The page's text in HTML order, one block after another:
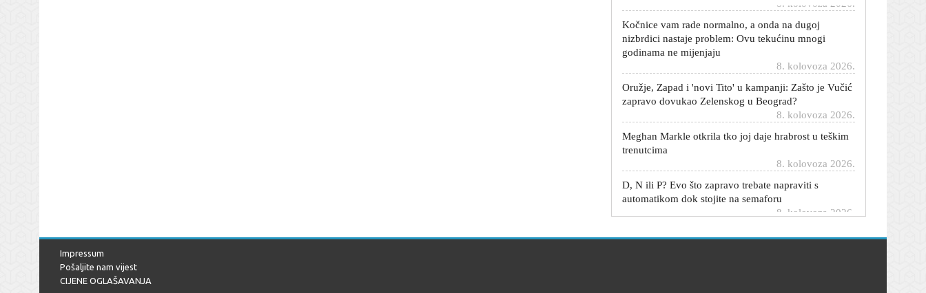
godinama ne mijenjaju
8. kolovoza 2026.
Oružje, Zapad i 'novi Tito' u kampanji: Zašto je Vučić
8. kolovoza 2026.
Meghan Markle otkrila tko joj daje hrabrost u teškim
8. kolovoza 2026.
D, N ili P? Evo što zapravo trebate napraviti s
8. kolovoza 2026.
Nove brojke, u Ceuti poginulo 96 migranata: Mrtvih
8. kolovoza 2026.
Impressum
Pošaljite nam vijest
CIJENE OGLAŠAVANJA